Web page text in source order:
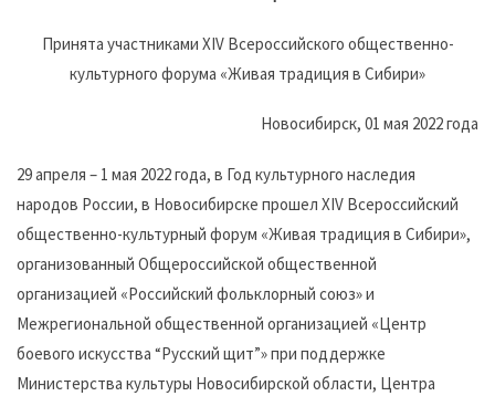
Принята участниками XIV Всероссийского общественно-
культурного форума «Живая традиция в Сибири»
Новосибирск, 01 мая 2022 года
29 апреля – 1 мая 2022 года, в Год культурного наследия
народов России, в Новосибирске прошел XIV Всероссийский
общественно-культурный форум «Живая традиция в Сибири»,
организованный Общероссийской общественной
организацией «Российский фольклорный союз» и
Межрегиональной общественной организацией «Центр
боевого искусства “Русский щит”» при поддержке
Министерства культуры Новосибирской области, Центра